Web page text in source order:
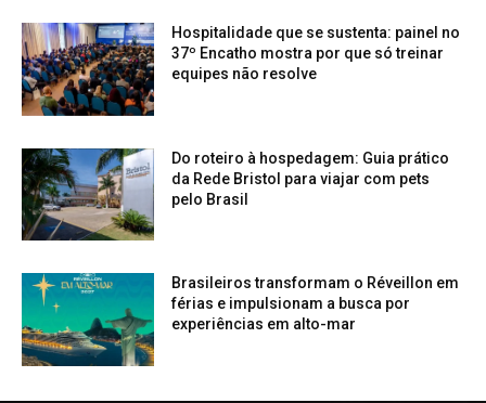
Hospitalidade que se sustenta: painel no
37º Encatho mostra por que só treinar
equipes não resolve
Do roteiro à hospedagem: Guia prático
da Rede Bristol para viajar com pets
pelo Brasil
Brasileiros transformam o Réveillon em
férias e impulsionam a busca por
experiências em alto-mar